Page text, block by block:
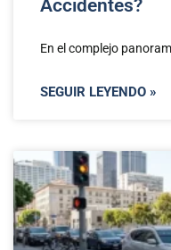
Accidentes?
En el complejo
SEGUIR LEYENDO »